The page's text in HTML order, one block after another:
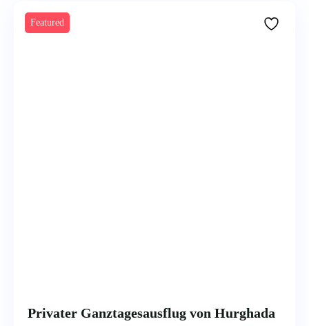
Featured
Privater Ganztagesausflug von Hurghada